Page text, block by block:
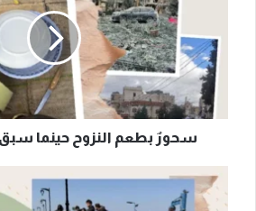
سبق
الإنذارُ
الصلاةَ
سحورٌ بطعم النزوح حينما سبق
كورنيش
بيروت